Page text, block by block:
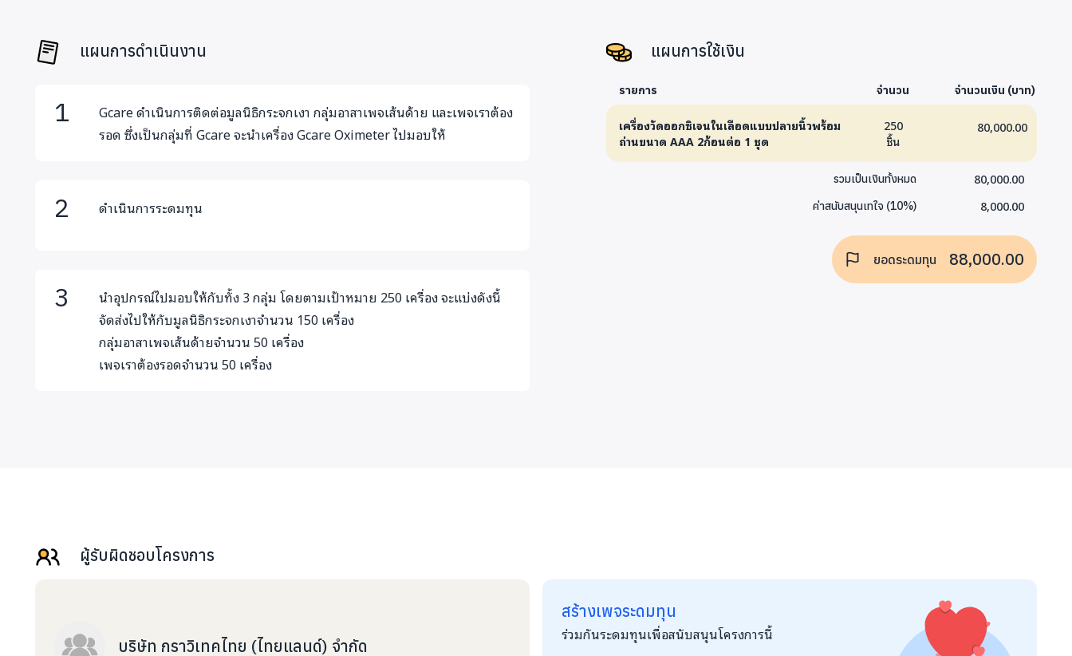
แผนการดำเนินงาน
Gcare ดำเนินการติดต่อมูลนิธิกระจกเงา กลุ่มอาสาเพจเส้นด้าย และเพจเราต้อง
รอด ซึ่งเป็นกลุ่มที่ Gcare จะนำเครื่อง Gcare Oximeter ไปมอบให้
ดำเนินการระดมทุน
นำอุปกรณ์ไปมอบให้กับทั้ง 3 กลุ่ม โดยตามเป้าหมาย 250 เครื่อง จะแบ่งดังนี้
จัดส่งไปให้กับมูลนิธิกระจกเงาจำนวน 150 เครื่อง
กลุ่มอาสาเพจเส้นด้ายจำนวน 50 เครื่อง
เพจเราต้องรอดจำนวน 50 เครื่อง
แผนการใช้เงิน
รายการ จำนวน จำนวนเงิน (บาท)
เครื่องวัดออกซิเจนในเลือดแบบปลายนิ้วพร้อม
ถ่านขนาด AAA 2ก้อนต่อ 1 ชุด
250
ชิ้น
80,000.00
รวมเป็นเงินทั้งหมด 80,000.00
ค่าสนับสนุนเทใจ (10%) 8,000.00
ยอดระดมทุน 88,000.00
ผู้รับผิดชอบโครงการ
บริษัท กราวิเทคไทย (ไทยแลนด์) จำกัด
สร้างเพจระดมทุน
ร่วมกันระดมทุนเพื่อสนับสนุนโครงการนี้